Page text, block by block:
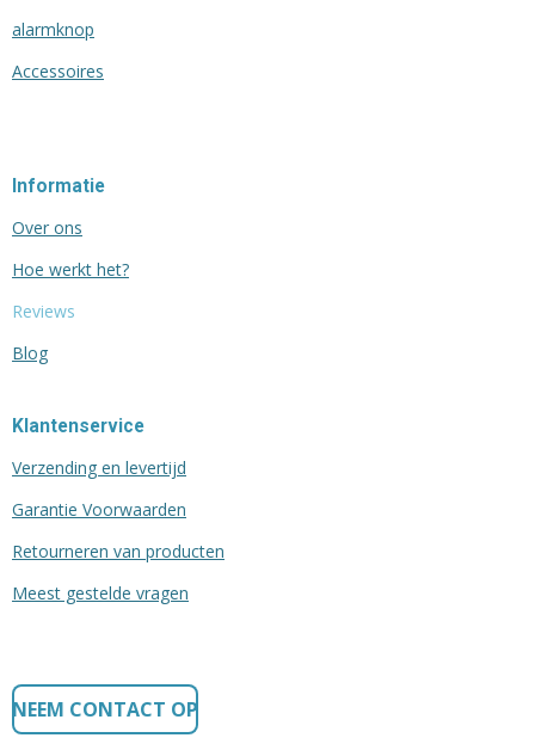
alarmknop
Accessoires
Informatie
Over ons
Hoe werkt het?
Reviews
Blog
Klantenservice
Verzending en levertijd
Garantie Voorwaarden
Retourneren van producten
Meest gestelde vragen
NEEM CONTACT OP